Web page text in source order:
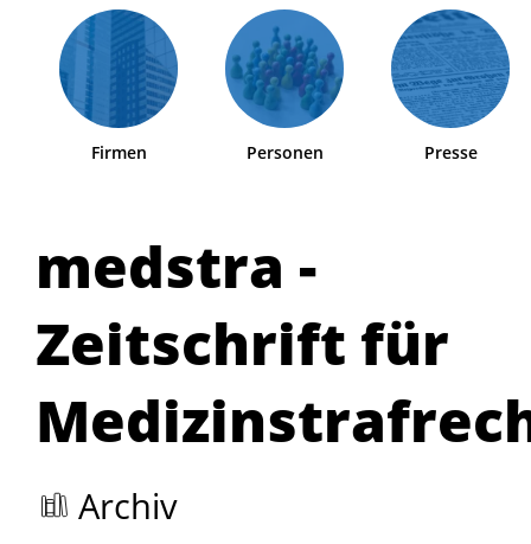
Firmen Personen Presse
medstra -
Zeitschrift für
Archiv